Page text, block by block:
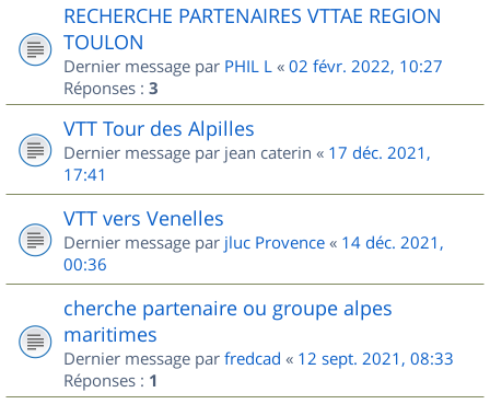
RECHERCHE PARTENAIRES VTTAE REGION
TOULON
Dernier message par PHIL L « 02 févr. 2022, 10:27
Réponses : 3
VTT Tour des Alpilles
Dernier message par jean caterin « 17 déc. 2021,
17:41
VTT vers Venelles
Dernier message par jluc Provence « 14 déc. 2021,
00:36
cherche partenaire ou groupe alpes
maritimes
Dernier message par fredcad « 12 sept. 2021, 08:33
Réponses : 1